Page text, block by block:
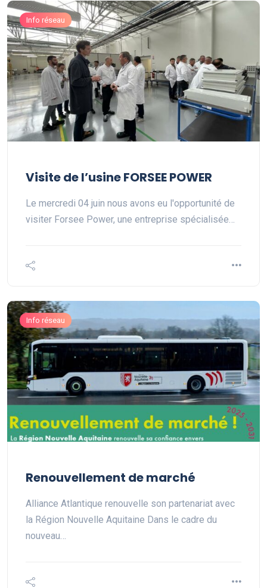
Info réseau
Visite de l’usine FORSEE POWER
Le mercredi 04 juin nous avons eu l'opportunité de
visiter Forsee Power, une entreprise spécialisée…
Info réseau
Renouvellement de marché
Alliance Atlantique renouvelle son partenariat avec
la Région Nouvelle Aquitaine Dans le cadre du
nouveau…